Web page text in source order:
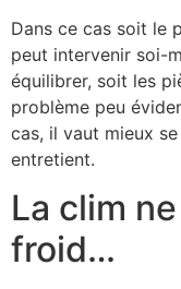
Dans ce cas soit le
peut intervenir soi-
équilibrer, soit les
problème peu
cas, il vaut mieux
entretient.
La clim
froid…